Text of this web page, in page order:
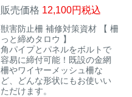
販売価格 12,100 税込
獣害防止柵 補修対策資材 【 柵
っと締めタロウ 】
角パイプとパネルをボルトで
容易に締付可能！既設の金網
柵やワイヤーメッシュ柵な
ど、どんな形状にもお使いい
ただけます。
ブラックバス・
ブルーギル対策